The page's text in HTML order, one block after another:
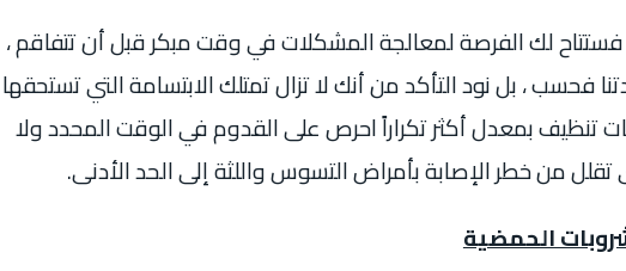
، فستتاح لك الفرصة لمعالجة المشكلات في وقت مبكر قبل أن تتفاقم ،
فحسب ، بل نود التأكد من أنك لا تزال تمتلك الابتسامة التي تستحقها
تنظيف بمعدل أكثر تكراراً احرص على القدوم في الوقت المحدد ولا
تقلل من خطر الإصابة بأمراض التسوس واللثة إلى الحد الأدنى.
الحمضية